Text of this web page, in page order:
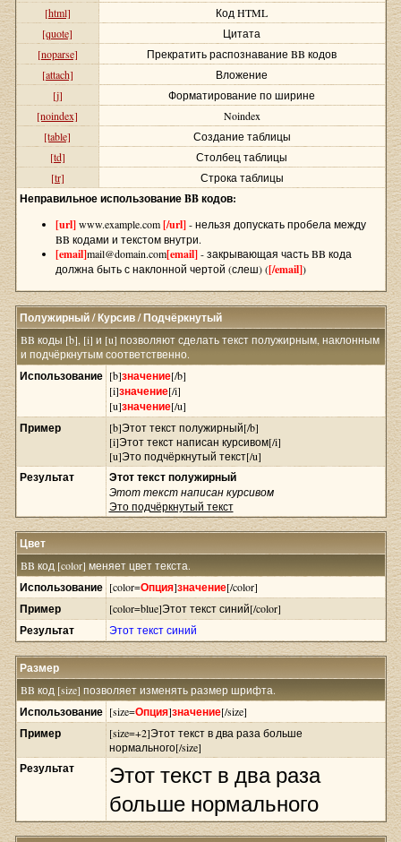
[html]
Код HTML
[quote]
Цитата
[noparse]
Прекратить распознавание BB кодов
[attach]
Вложение
[j]
Форматирование по ширине
[noindex]
Noindex
[table]
Создание таблицы
[td]
Столбец таблицы
[tr]
Строка таблицы
Неправильное использование BB кодов:
[url]www.example.com[/url]- нельзя допускать пробела между
BB кодами и текстом внутри.
[email]mail@domain.com[email]- закрывающая часть BB кода
должна быть с наклонной чертой (слеш) ([/email])
Полужирный / Курсив / Подчёркнутый
BB коды [b], [i] и [u] позволяют сделать текст полужирным, наклонным
и подчёркнутым соответственно.
Использование [b]значение[/b]
[i]значение[/i]
[u]значение[/u]
Пример
[b]Этот текст полужирный[/b]
[i]Этот текст написан курсивом[/i]
[u]Это подчёркнутый текст[/u]
Результат Этот текст полужирный
Этот текст написан курсивом
Это подчёркнутый текст
Цвет
BB код [color] меняет цвет текста.
Использование [color=Опция]значение[/color]
Пример [color=blue]Этот текст синий[/color]
Результат Этот текст синий
Размер
BB код [size] позволяет изменять размер шрифта.
Использование [size=Опция]значение[/size]
Пример
[size=+2]Этот текст в два раза больше
нормального[/size]
Результат
Этот текст в два раза
больше нормального